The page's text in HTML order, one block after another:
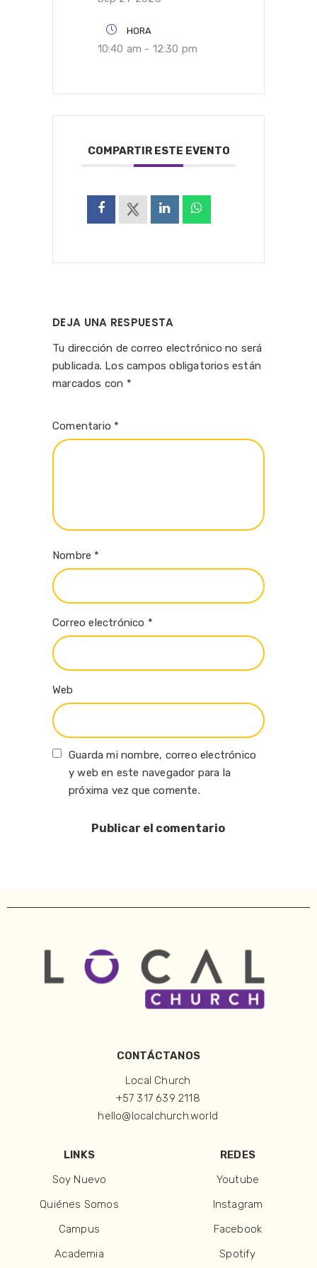
HORA
10:40 am - 12:30 pm
COMPARTIR ESTE EVENTO
DEJA UNA RESPUESTA
Tu dirección de correo electrónico no será
publicada. Los campos obligatorios están
marcados con *
Comentario *
Nombre *
Correo electrónico *
Web
Guarda mi nombre, correo electrónico
y web en este navegador para la
próxima vez que comente.
CONTÁCTANOS
Local Church
+57 317 639 2118
hello@localchurch.world
LINKS
Soy Nuevo
Quiénes Somos
Campus
Academia
REDES
Youtube
Instagram
Facebook
Spotify